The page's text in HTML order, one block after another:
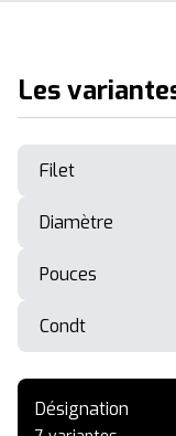
Les
Désignation